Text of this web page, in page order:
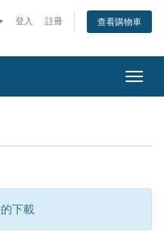
登入 註冊 查看購物車
切
換
下載